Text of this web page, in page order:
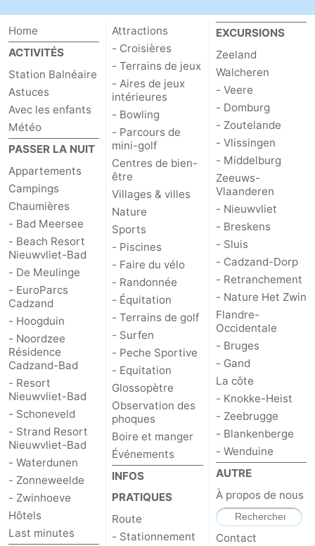
Voir
et
faire
Lieux
d'intérêt
-
Musées
-
Monuments
-
Moulins
-
Points
de
Attractions
-
Terrains
de
jeux
Aires
de
jeux
intérieures
-
Bowling
Parcours
de
golf
Centres
de
être
Villages
villes
Sports
-
Home
ACTIVITÉS
Station Balnéaire
Astuces
Avec les enfants
Météo
PASSER LA NUIT
Appartements
Campings
Chaumières
- Bad Meersee
- Beach Resort
Nieuwvliet-Bad
- De Meulinge
- EuroParcs
Cadzand
- Hoogduin
- Noordzee
Résidence
Cadzand-Bad
- Resort
Nieuwvliet-Bad
- Schoneveld
- Strand Resort
Nieuwvliet-Bad
- Waterdunen
- Zonneweelde
- Zwinhoeve
Hôtels
Last minutes
Attractions
- Croisières
- Terrains de jeux
- Aires de jeux
intérieures
- Bowling
- Parcours de
mini-golf
Centres de bien-
être
Villages & villes
Nature
Sports
- Piscines
- Faire du vélo
- Randonnée
- Équitation
- Terrains de golf
- Surfen
- Peche Sportive
- Equitation
Glossopètre
Observation des
phoques
Boire et manger
Événements
INFOS
PRATIQUES
Route
- Stationnement
EXCURSIONS
Zeeland
Walcheren
- Veere
- Domburg
- Zoutelande
- Vlissingen
- Middelburg
Zeeuws-
Vlaanderen
- Nieuwvliet
- Breskens
- Sluis
- Cadzand-Dorp
- Retranchement
- Nature Het Zwin
Flandre-
Occidentale
- Bruges
- Gand
La côte
- Knokke-Heist
- Zeebrugge
- Blankenberge
- Wenduine
AUTRE
À propos de nous
Contact